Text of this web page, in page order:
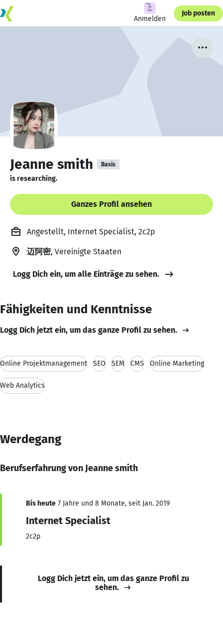
Anmelden
Job posten
Jeanne smith Basis
is researching.
Ganzes Profil ansehen
Angestellt, Internet Specialist, 2c2p
迈阿密, Vereinigte Staaten
Logg Dich ein, um alle Einträge zu sehen.
Fähigkeiten und Kenntnisse
Logg Dich jetzt ein, um das ganze Profil zu sehen.
Online Projektmanagement SEO SEM CMS Online Marketing
Web Analytics
Werdegang
Berufserfahrung von Jeanne smith
Bis heute 7 Jahre und 8 Monate, seit Jan. 2019
Internet Specialist
2c2p
Logg Dich jetzt ein, um das ganze Profil zu
sehen.